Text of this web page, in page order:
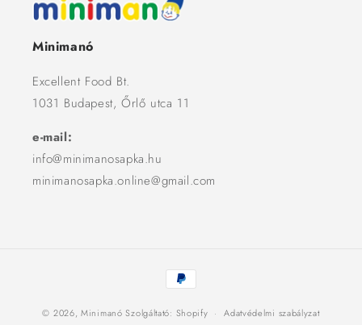
Minimanó
Excellent Food Bt.
1031 Budapest, Őrlő utca 11
e-mail:
info@minimanosapka.hu
minimanosapka.online@gmail.com
Fizetési
módok
© 2026,Minimanó Szolgáltató: Shopify
Adatvédelmi szabályzat